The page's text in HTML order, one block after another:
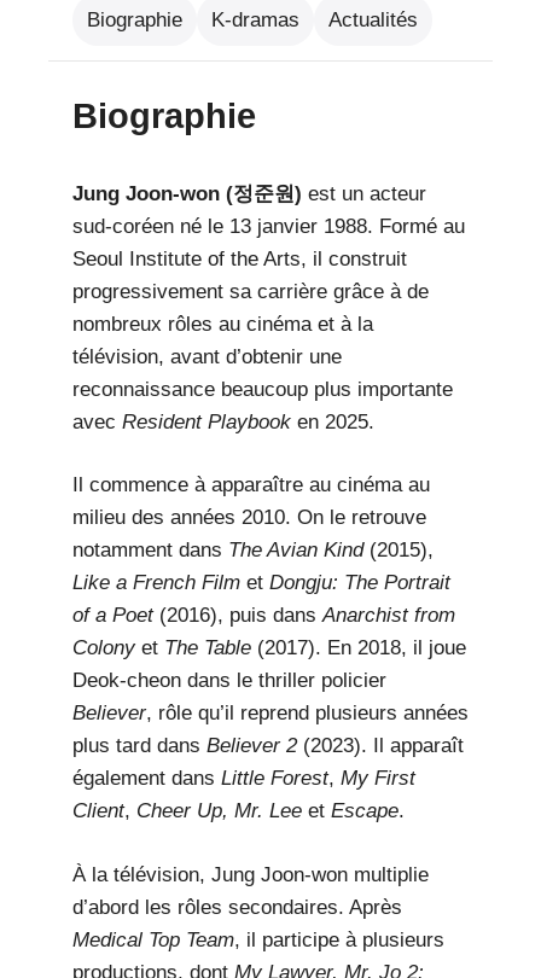
Biographie K-dramas Actualités
Biographie
Jung Joon-won (정준원) est un acteur
sud-coréen né le 13 janvier 1988. Formé au
Seoul Institute of the Arts, il construit
progressivement sa carrière grâce à de
nombreux rôles au cinéma et à la
télévision, avant d’obtenir une
reconnaissance beaucoup plus importante
avec Resident Playbook en 2025.
Il commence à apparaître au cinéma au
milieu des années 2010. On le retrouve
notamment dans The Avian Kind(2015),
Like a French Film et Dongju: The Portrait
of a Poet(2016), puis dansAnarchist from
Colonyet The Table (2017). En 2018, il joue
Deok-cheon dans le thriller policier
Believer, rôle qu’il reprend plusieurs années
plus tard dans Believer 2(2023). Il apparaît
également dans Little Forest, My First
Client, Cheer Up, Mr. Lee et Escape.
À la télévision, Jung Joon-won multiplie
d’abord les rôles secondaires. Après
Medical Top Team, il participe à plusieurs
productions, dont My Lawyer, Mr. Jo 2: